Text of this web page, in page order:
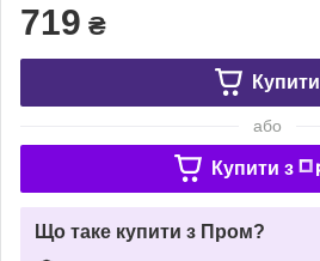
719 ₴
Купити
або
Купити з
Що таке купити з Пром?